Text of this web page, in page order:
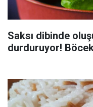
Saksı dibinde
durduruyor!